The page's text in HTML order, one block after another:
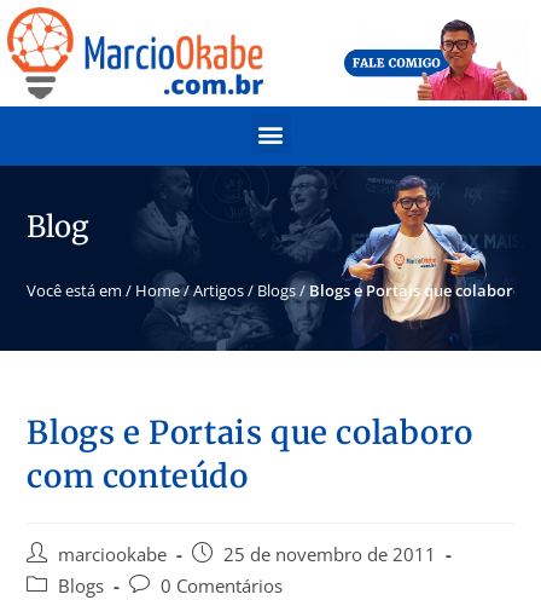
Blog
Você está em / Home/Artigos/ Blogs/ Blogs e Portais que colaboro
Blogs e Portais que colaboro
com conteúdo
marciookabe
25 de novembro de 2011
Blogs
0 Comentários